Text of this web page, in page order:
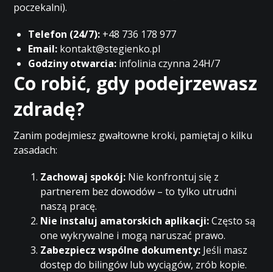
poczekalni).
Telefon (24/7): +48 736 178 977
Email: kontakt@stegienko.pl
Godziny otwarcia: infolinia czynna 24H/7
Co robić, gdy podejrzewasz
zdradę?
Zanim podejmiesz gwałtowne kroki, pamiętaj o kilku
zasadach:
Zachowaj spokój: Nie konfrontuj się z
partnerem bez dowodów – to tylko utrudni
naszą pracę.
Nie instaluj amatorskich aplikacji:Często są
one wykrywalne i mogą naruszać prawo.
Zabezpiecz wspólne dokumenty: Jeśli masz
dostęp do bilingów lub wyciągów, zrób kopie.